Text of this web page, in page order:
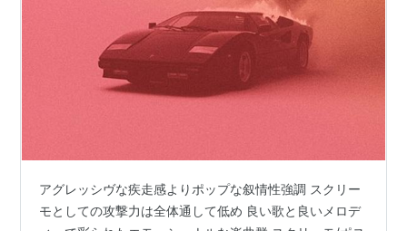
アグレッシヴな疾走感よりポップな叙情性強調 スクリー
モとしての攻撃力は全体通して低め 良い歌と良いメロデ